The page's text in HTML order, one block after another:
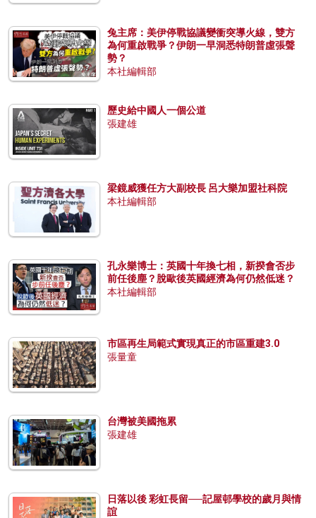
兔主席：美伊停戰協議變衝突導火線，雙方
為何重啟戰爭？伊朗一早洞悉特朗普虛張聲
勢？
本社編輯部
歷史給中國人一個公道
張建雄
梁鏡威獲任方大副校長 呂大樂加盟社科院
本社編輯部
孔永樂博士：英國十年換七相，新揆會否步
前任後塵？脫歐後英國經濟為何仍然低迷？
本社編輯部
市區再生局範式實現真正的市區重建3.0
張量童
台灣被美國拖累
張建雄
日落以後 彩虹長留──記屋邨學校的歲月與情
誼